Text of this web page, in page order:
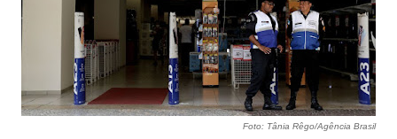
Foto: Tânia Rêgo/Agência Brasil